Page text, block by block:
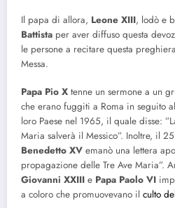
Il papa di allora, Leone XIII, lodò e
Battista per aver diffuso questa
le persone a recitare questa
Messa.
Papa Pio X tenne un sermone a un
che erano fuggiti a Roma in seguito
loro Paese nel 1965, il quale disse:
Maria salverà il Messico”. Inoltre, il
Benedetto XV emanò una lettera
propagazione delle Tre Ave Maria”.
Giovanni XXIII e Papa Paolo VI
a coloro che promuovevano il culto